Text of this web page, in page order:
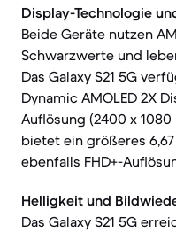
Display-Technologie
Beide Geräte nutzen
Schwarzwerte und
Das Galaxy S21 5G
Dynamic AMOLED 2X
Auflösung (2400 x 1080
bietet ein größeres
ebenfalls FHD+-
Helligkeit und
Das Galaxy S21 5G